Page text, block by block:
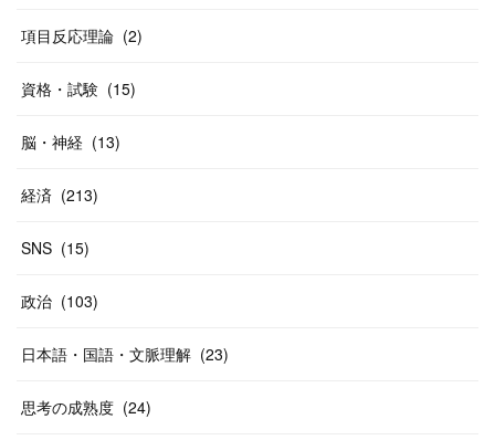
項目反応理論 (2)
資格・試験 (15)
脳・神経 (13)
経済 (213)
SNS (15)
政治 (103)
日本語・国語・文脈理解 (23)
思考の成熟度 (24)